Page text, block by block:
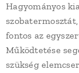
Hagyományos
fontos az
Működtetése
szükség